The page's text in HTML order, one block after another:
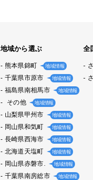
地域から選ぶ
熊本県錦町 地域情報
千葉県市原市 地域情報
福島県南相馬市 地域情報
その他 地域情報
山梨県甲州市 地域情報
岡山県和気町 地域情報
長崎県西海市 地域情報
北海道天塩町 地域情報
岡山県赤磐市. 地域情報
千葉県南房総市 地域情報
全